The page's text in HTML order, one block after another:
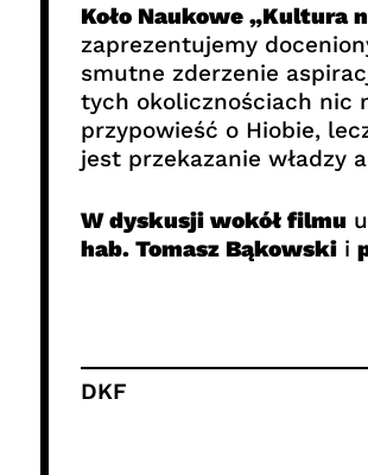
Koło Naukowe „Kultura
zaprezentujemy
smutne zderzenie
tych okolicznościach nic
przypowieść o Hiobie,
jest przekazanie władzy
W dyskusji wokół filmu
hab. Tomasz Bąkowskii
DKF